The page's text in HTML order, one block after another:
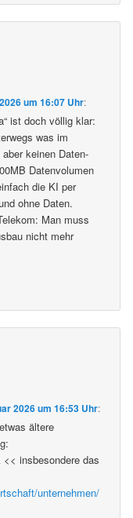
um 16:07 Uhr:
ist doch völlig klar:
was im
keinen Daten-
Datenvolumen
die KI per
ohne Daten.
Man muss
nicht mehr
2026 um 16:53 Uhr:
ältere
insbesondere das
unternehmen/